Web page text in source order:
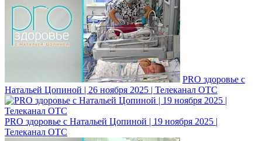
PRO здоровье с
Натальей Цопиной | 26 ноября 2025 | Телеканал ОТС
PRO здоровье с Натальей Цопиной | 19 ноября 2025 |
Телеканал ОТС